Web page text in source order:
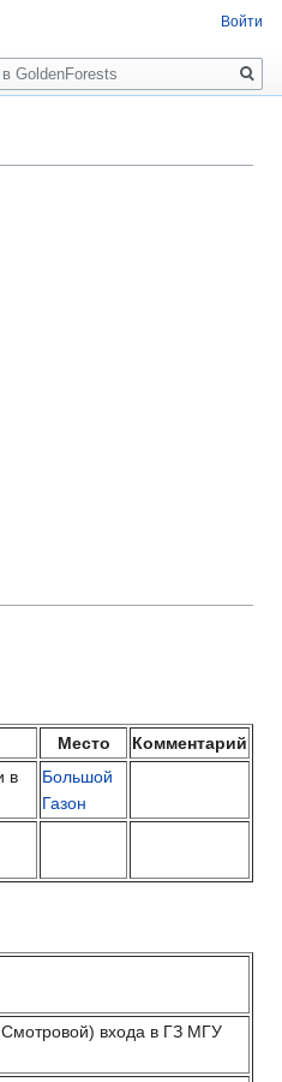
Место
Комментарий
в
Большой
Газон
Смотровой) входа в ГЗ МГУ
Войти